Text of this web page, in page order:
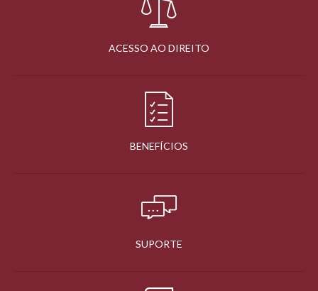
ACESSO AO DIREITO
BENEFÍCIOS
SUPORTE